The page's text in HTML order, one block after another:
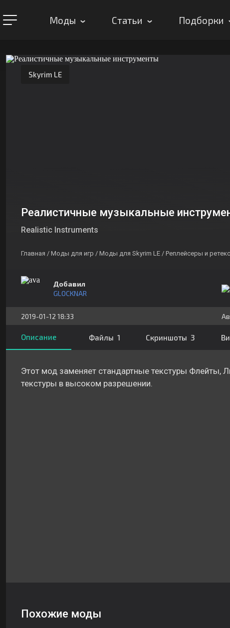
Моды Статьи Подборки
Skyrim LE
Реалистичные музыкальные
Realistic Instruments
Главная / Моды для игр / Моды для Skyrim LE / Реплейсеры и
Добавил
GLOCKNAR
2019-01-12 18:33
Описание Файлы 1 Скриншоты 3
Этот мод заменяет стандартные текстуры Флейты,
текстуры в высоком разрешении.
Похожие моды